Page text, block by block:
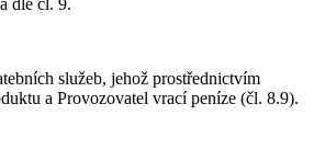
dle čl. 9.
služeb, jehož prostřednictvím
a Provozovatel vrací peníze (čl. 8.9).